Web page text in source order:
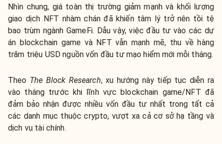
Nhìn chung, giá toàn thị trường giảm mạnh và khối lượng
giao dịch NFT nhàm chán đã khiến tâm lý trở nên tồi tệ
bao trùm ngành GameFi. Dẫu vậy, việc đầu tư vào các dự
án blockchain game và NFT vẫn mạnh mẽ, thu về hàng
trăm triệu USD nguồn vốn đầu tư mạo hiểm mới mỗi tháng.
Theo The Block Research, xu hướng này tiếp tục diễn ra
vào tháng trước khi lĩnh vực blockchain game/NFT đã
đảm bảo nhận được nhiều vốn đầu tư nhất trong tất cả
các danh mục thuộc crypto, vượt xa cả cơ sở hạ tầng và
dịch vụ tài chính.